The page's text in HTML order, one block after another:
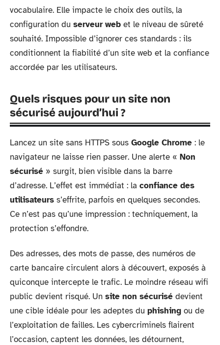
vocabulaire. Elle impacte le choix des outils, la
configuration du serveur web et le niveau de sûreté
souhaité. Impossible d’ignorer ces standards : ils
conditionnent la fiabilité d’un site web et la confiance
accordée par les utilisateurs.
Quels risques pour un site non
sécurisé aujourd’hui ?
Lancez un site sans HTTPS sous Google Chrome : le
navigateur ne laisse rien passer. Une alerte « Non
sécurisé » surgit, bien visible dans la barre
d’adresse. L’effet est immédiat : la confiance des
utilisateurs s’effrite, parfois en quelques secondes.
Ce n’est pas qu’une impression : techniquement, la
protection s’effondre.
Des adresses, des mots de passe, des numéros de
carte bancaire circulent alors à découvert, exposés à
quiconque intercepte le trafic. Le moindre réseau wifi
public devient risqué. Un site non sécurisé devient
une cible idéale pour les adeptes du phishing ou de
l’exploitation de failles. Les cybercriminels flairent
l’occasion, captent les données, les détournent,